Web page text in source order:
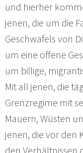
und hierher
jenen, die um die
Geschwafels von
um eine offene
um billige,
Mit all jenen, die
Grenzregime mit
Mauern, Wüsten
jenen, die vor den
den Verhältnissen